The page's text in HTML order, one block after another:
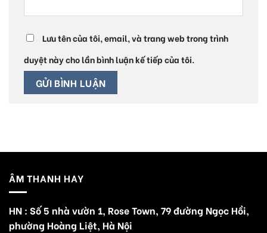
Lưu tên của tôi, email, và trang web trong trình
duyệt này cho lần bình luận kế tiếp của tôi.
ÂM THANH HAY
HN : Số 5 nhà vườn 1, Rose Town, 79 đường Ngọc Hồi,
phường Hoàng Liệt, Hà Nội